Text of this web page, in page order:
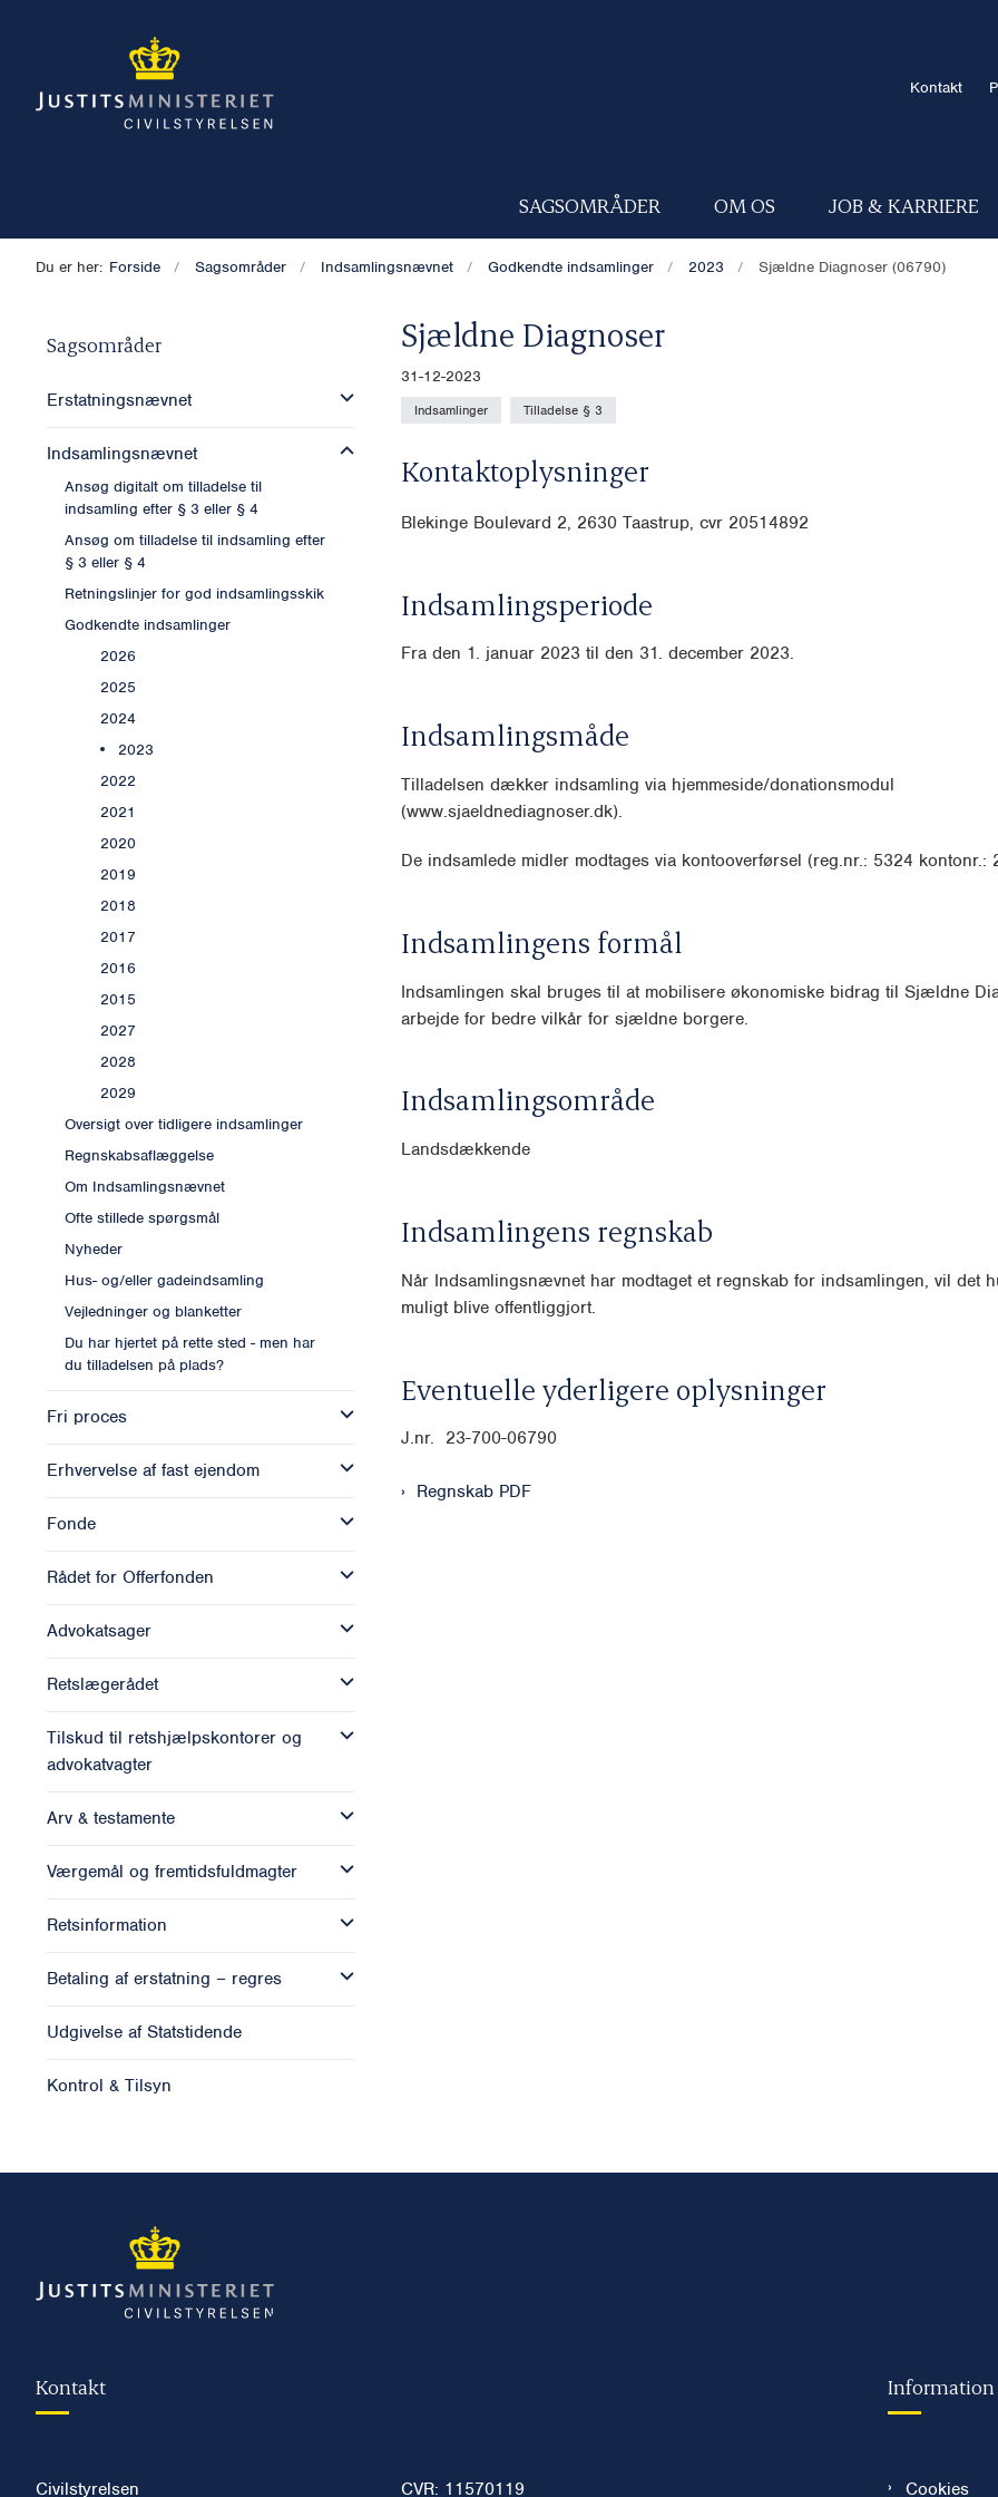
Kontakt
SAGSOMRÅDER OM OS JOB & KARRIERE
Du er her: Forside Sagsområder Indsamlingsnævnet Godkendte indsamlinger 2023 Sjældne Diagnoser (06790)
Sagsområder
Erstatningsnævnet
Indsamlingsnævnet
Ansøg digitalt om tilladelse til
indsamling efter § 3 eller § 4
Ansøg om tilladelse til indsamling efter
§ 3 eller § 4
Retningslinjer for god indsamlingsskik
Godkendte indsamlinger
2026
2025
2024
2023
2022
2021
2020
2019
2018
2017
2016
2015
2027
2028
2029
Oversigt over tidligere indsamlinger
Regnskabsaflæggelse
Om Indsamlingsnævnet
Ofte stillede spørgsmål
Nyheder
Hus- og/eller gadeindsamling
Vejledninger og blanketter
Du har hjertet på rette sted - men har
du tilladelsen på plads?
Fri proces
Erhvervelse af fast ejendom
Fonde
Rådet for Offerfonden
Advokatsager
Retslægerådet
Tilskud til retshjælpskontorer og
advokatvagter
Arv & testamente
Værgemål og fremtidsfuldmagter
Retsinformation
Betaling af erstatning – regres
Udgivelse af Statstidende
Kontrol & Tilsyn
Sjældne Diagnoser
31-12-2023
Indsamlinger Tilladelse § 3
Kontaktoplysninger
Blekinge Boulevard 2, 2630 Taastrup, cvr 20514892
Indsamlingsperiode
Fra den 1. januar 2023 til den 31. december 2023.
Indsamlingsmåde
Tilladelsen dækker indsamling via hjemmeside/donationsmodul
(www.sjaeldnediagnoser.dk).
De indsamlede midler modtages via kontooverførsel (reg.nr.: 5324 kontonr.:
Indsamlingens formål
Indsamlingen skal bruges til at mobilisere økonomiske bidrag til Sjældne
arbejde for bedre vilkår for sjældne borgere.
Indsamlingsområde
Landsdækkende
Indsamlingens regnskab
Når Indsamlingsnævnet har modtaget et regnskab for indsamlingen, vil det
muligt blive offentliggjort.
Eventuelle yderligere oplysninger
J.nr. 23-700-06790
Regnskab PDF
Kontakt
Civilstyrelsen CVR: 11570119
Information
Cookies